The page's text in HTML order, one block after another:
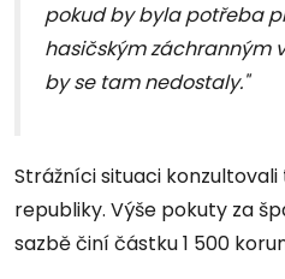
pokud by byla potřeba
hasičským záchranným
by se tam nedostaly."
Strážníci situaci konzultovali
republiky. Výše pokuty za
sazbě činí částku 1 500